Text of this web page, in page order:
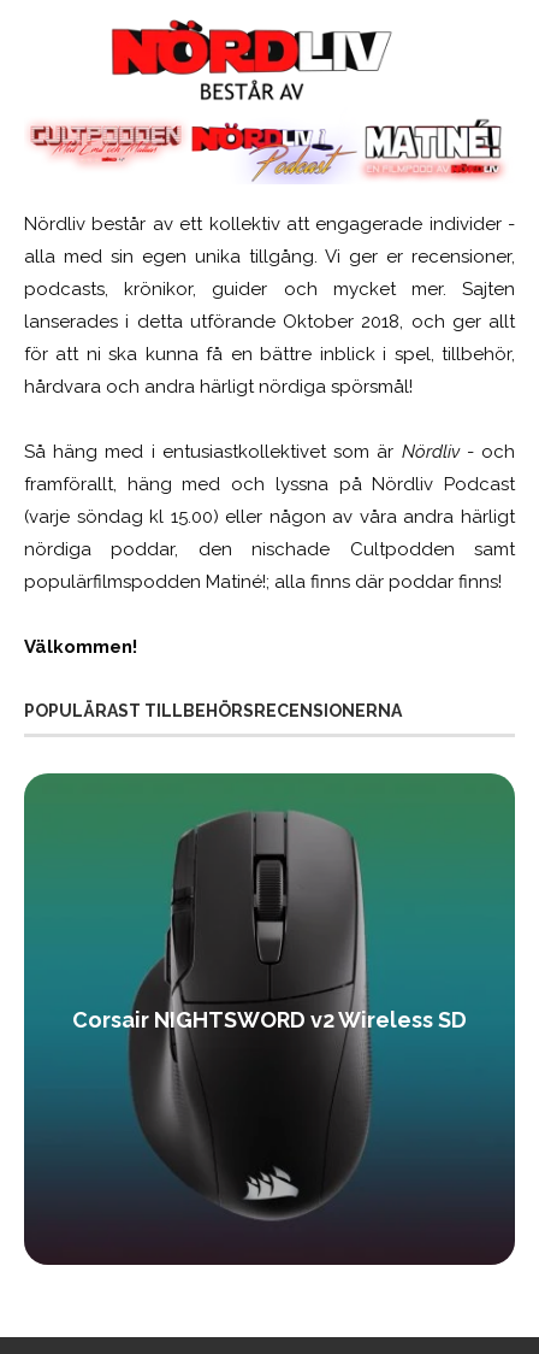
Nördliv består av ett kollektiv att engagerade individer -
alla med sin egen unika tillgång. Vi ger er recensioner,
podcasts, krönikor, guider och mycket mer. Sajten
lanserades i detta utförande Oktober 2018, och ger allt
för att ni ska kunna få en bättre inblick i spel, tillbehör,
hårdvara och andra härligt nördiga spörsmål!
Så häng med i entusiastkollektivet som är Nördliv- och
framförallt, häng med och lyssna på Nördliv Podcast
(varje söndag kl 15.00) eller någon av våra andra härligt
nördiga poddar, den nischade Cultpodden samt
populärfilmspodden Matiné!; alla finns där poddar finns!
Välkommen!
POPULÄRAST TILLBEHÖRSRECENSIONERNA
Corsair NIGHTSWORD v2 Wireless SD